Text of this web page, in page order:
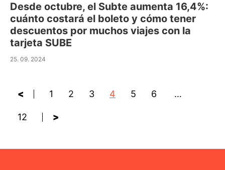
Desde octubre, el Subte aumenta 16,4%:
cuánto costará el boleto y cómo tener
descuentos por muchos viajes con la
tarjeta SUBE
25. 09. 2024
< 1 2 3 4 5 6 …
12 >